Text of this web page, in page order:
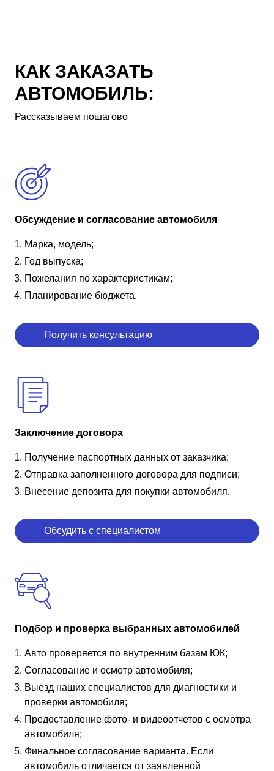
КАК ЗАКАЗАТЬ
АВТОМОБИЛЬ:
Рассказываем пошагово
Обсуждение и согласование автомобиля
Марка, модель;
Год выпуска;
Пожелания по характеристикам;
Планирование бюджета.
Получить консультацию
Заключение договора
Получение паспортных данных от заказчика;
Отправка заполненного договора для подписи;
Внесение депозита для покупки автомобиля.
Обсудить с специалистом
Подбор и проверка выбранных автомобилей
Авто проверяется по внутренним базам ЮК;
Согласование и осмотр автомобиля;
Выезд наших специалистов для диагностики и
проверки автомобиля;
Предоставление фото- и видеоотчетов с осмотра
автомобиля;
Финальное согласование варианта. Если
автомобиль отличается от заявленной